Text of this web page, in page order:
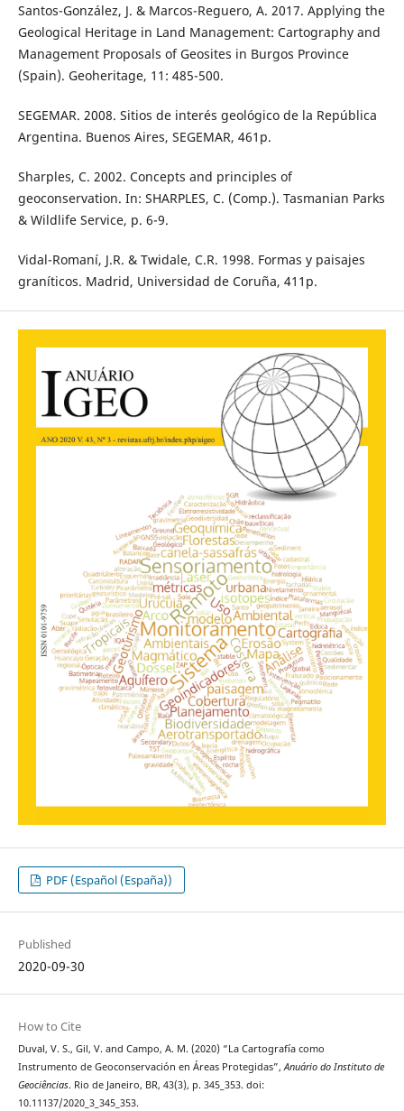
Santos-González, J. & Marcos-Reguero, A. 2017. Applying the
Geological Heritage in Land Management: Cartography and
Management Proposals of Geosites in Burgos Province
(Spain). Geoheritage, 11: 485-500.
SEGEMAR. 2008. Sitios de interés geológico de la República
Argentina. Buenos Aires, SEGEMAR, 461p.
Sharples, C. 2002. Concepts and principles of
geoconservation. In: SHARPLES, C. (Comp.). Tasmanian Parks
& Wildlife Service, p. 6-9.
Vidal-Romaní, J.R. & Twidale, C.R. 1998. Formas y paisajes
graníticos. Madrid, Universidad de Coruña, 411p.
PDF (Español (España))
Published
2020-09-30
How to Cite
Duval, V. S., Gil, V. and Campo, A. M. (2020) “La Cartografía como
Instrumento de Geoconservación en Áreas Protegidas”,Anuário do Instituto de
Geociências. Rio de Janeiro, BR, 43(3), p. 345_353. doi:
10.11137/2020_3_345_353.